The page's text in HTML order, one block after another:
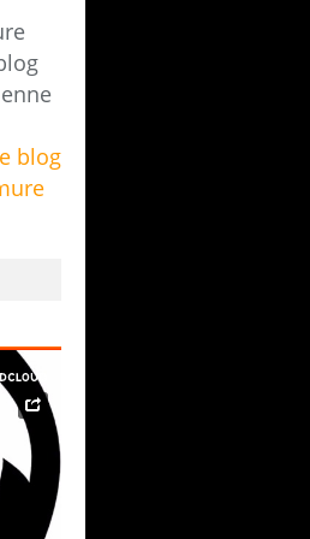
blog